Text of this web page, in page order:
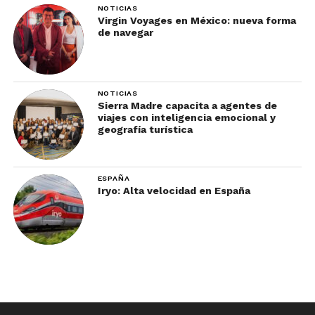
Lake Tahoe, California y
Nevada
Lake Tahoees un destino que vale la pena visitar
todo el año, pero que cobra un encanto especial en
Northstar California. Cada uno tiene una
NOTICIAS
Virgin Voyages en México: nueva forma
de navegar
NOTICIAS
Sierra Madre capacita a agentes de
viajes con inteligencia emocional y
geografía turística
ESPAÑA
Iryo: Alta velocidad en España